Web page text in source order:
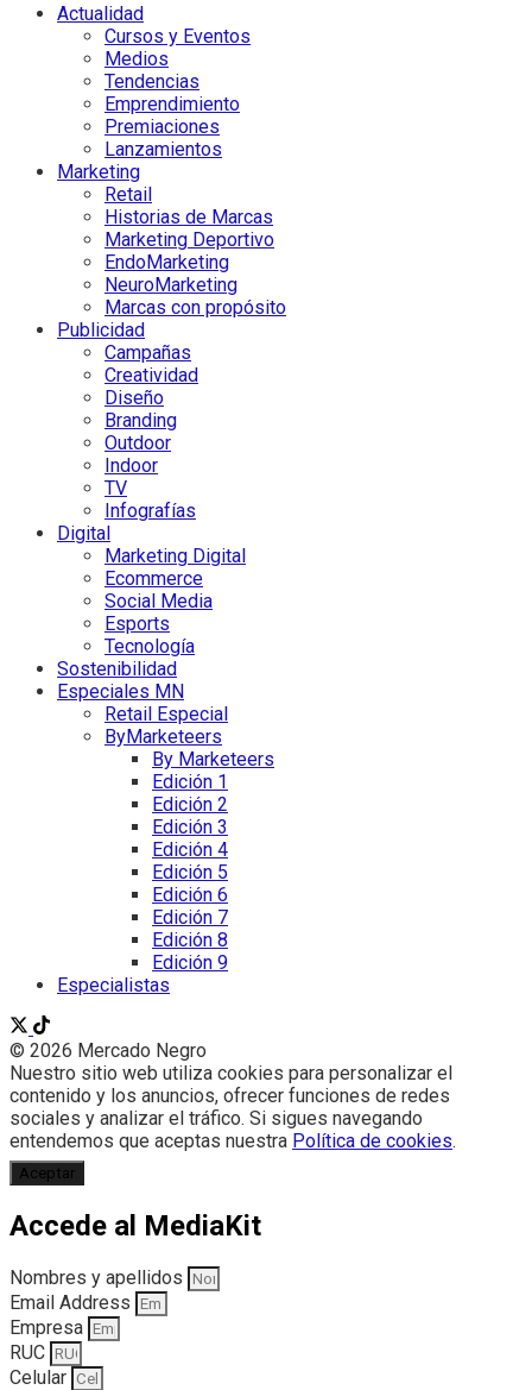
Actualidad
Cursos y Eventos
Medios
Tendencias
Emprendimiento
Premiaciones
Lanzamientos
Marketing
Retail
Historias de Marcas
Marketing Deportivo
EndoMarketing
NeuroMarketing
Marcas con propósito
Publicidad
Campañas
Creatividad
Diseño
Branding
Outdoor
Indoor
TV
Infografías
Digital
Marketing Digital
Ecommerce
Social Media
Esports
Tecnología
Sostenibilidad
Especiales MN
Retail Especial
ByMarketeers
By Marketeers
Edición 1
Edición 2
Edición 3
Edición 4
Edición 5
Edición 6
Edición 7
Edición 8
Edición 9
Especialistas
© 2026 Mercado Negro
Nuestro sitio web utiliza cookies para personalizar el
contenido y los anuncios, ofrecer funciones de redes
sociales y analizar el tráfico. Si sigues navegando
entendemos que aceptas nuestra Política de cookies.
Aceptar
Accede al MediaKit
Nombres y apellidos
Email Address
Empresa
RUC
Celular